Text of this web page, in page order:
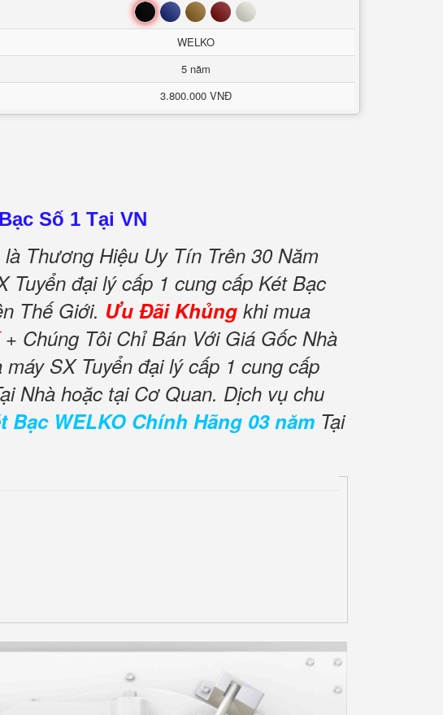
Đen Xanh Nâu Đỏ Trắng
WELKO
5 năm
3.800.000 VNĐ
Số 1 Tại VN
Thương Hiệu Uy Tín Trên 30 Năm
đại lý cấp 1 cung cấp Két Bạc
Thế Giới. Ưu Đãi Khủng khi mua
+ Chúng Tôi Chỉ Bán Với Giá Gốc Nhà
máy SX Tuyển đại lý cấp 1 cung cấp
Nhà hoặc tại Cơ Quan. Dịch vụ chu
Bạc WELKO Chính Hãng 03 năm Tại